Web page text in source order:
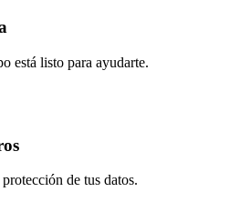
está listo para ayudarte.
de tus datos.